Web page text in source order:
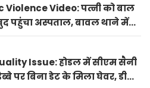
Video: पत्नी को बाल
पहुंचा अस्पताल, बावल थाने में
Issue: होडल में सीएम सैनी
पर बिना डेट के मिला घेवर, डीसी